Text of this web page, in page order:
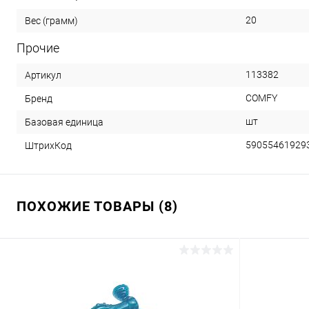
Вес (грамм) 20
Прочие
Артикул 113382
Бренд COMFY
Базовая единица шт
ШтрихКод
ПОХОЖИЕ ТОВАРЫ (8)